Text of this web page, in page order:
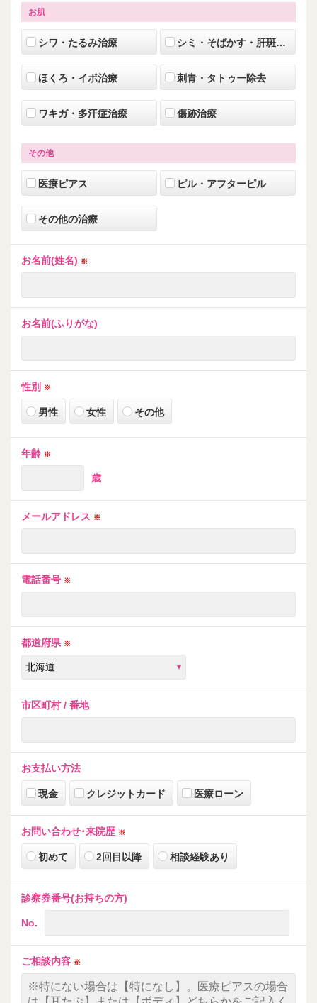
お肌
シワ・たるみ治療 シミ・そばかす・肝斑・美肌治療
ほくろ・イボ治療 刺青・タトゥー除去
ワキガ・多汗症治療 傷跡治療
その他
医療ピアス ピル・アフターピル
その他の治療
お名前(姓名) ※
お名前(ふりがな)
性別 ※
男性 女性 その他
年齢 ※
歳
メールアドレス ※
電話番号 ※
都道府県 ※
市区町村 / 番地
お支払い方法
現金 クレジットカード 医療ローン
お問い合わせ･来院歴 ※
初めて 2回目以降 相談経験あり
診察券番号(お持ちの方)
No.
ご相談内容 ※